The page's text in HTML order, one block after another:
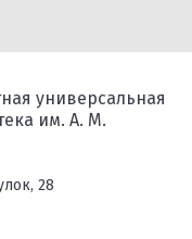
универсальная
им. А. М.
28